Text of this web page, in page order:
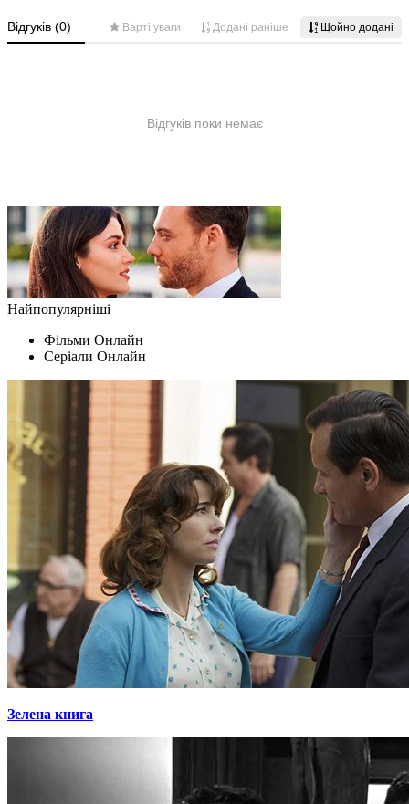
Найпопулярніші
Фільми Oнлайн
Серіали Oнлайн
Зелена книга